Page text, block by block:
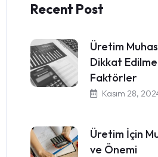
Recent Post
Üretim
Dikkat
Faktörler
Kasım 28,
Üretim İçin
ve Önemi